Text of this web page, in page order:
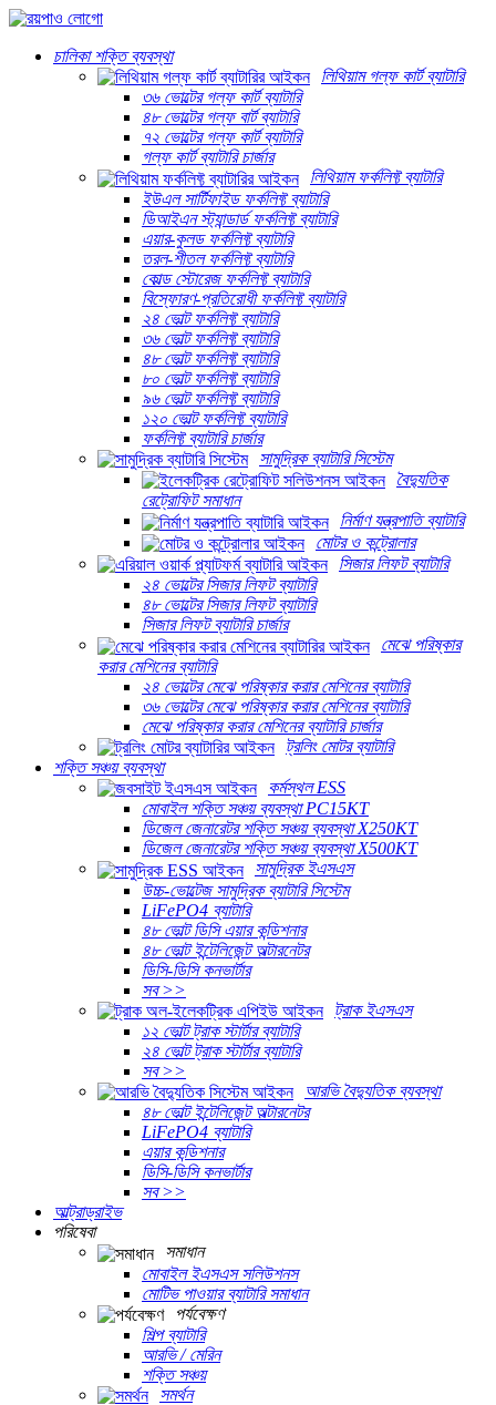
চালিকা শক্তি ব্যবস্থা
লিথিয়াম গল্ফ কার্ট ব্যাটারি
৩৬ ভোল্টের গল্ফ কার্ট ব্যাটারি
৪৮ ভোল্টের গল্ফ বার্ট ব্যাটারি
৭২ ভোল্টের গল্ফ কার্ট ব্যাটারি
গল্ফ কার্ট ব্যাটারি চার্জার
লিথিয়াম ফর্কলিফ্ট ব্যাটারি
ইউএল সার্টিফাইড ফর্কলিফ্ট ব্যাটারি
ডিআইএন স্ট্যান্ডার্ড ফর্কলিফ্ট ব্যাটারি
এয়ার-কুলড ফর্কলিফ্ট ব্যাটারি
তরল-শীতল ফর্কলিফ্ট ব্যাটারি
কোল্ড স্টোরেজ ফর্কলিফ্ট ব্যাটারি
বিস্ফোরণ-প্রতিরোধী ফর্কলিফ্ট ব্যাটারি
২৪ ভোল্ট ফর্কলিফ্ট ব্যাটারি
৩৬ ভোল্ট ফর্কলিফ্ট ব্যাটারি
৪৮ ভোল্ট ফর্কলিফ্ট ব্যাটারি
৮০ ভোল্ট ফর্কলিফ্ট ব্যাটারি
৯৬ ভোল্ট ফর্কলিফ্ট ব্যাটারি
১২০ ভোল্ট ফর্কলিফ্ট ব্যাটারি
ফর্কলিফ্ট ব্যাটারি চার্জার
সামুদ্রিক ব্যাটারি সিস্টেম
বৈদ্যুতিক
রেট্রোফিট সমাধান
নির্মাণ যন্ত্রপাতি ব্যাটারি
মোটর ও কন্ট্রোলার
সিজার লিফট ব্যাটারি
২৪ ভোল্টের সিজার লিফট ব্যাটারি
৪৮ ভোল্টের সিজার লিফট ব্যাটারি
সিজার লিফট ব্যাটারি চার্জার
মেঝে পরিষ্কার
করার মেশিনের ব্যাটারি
২৪ ভোল্টের মেঝে পরিষ্কার করার মেশিনের ব্যাটারি
৩৬ ভোল্টের মেঝে পরিষ্কার করার মেশিনের ব্যাটারি
মেঝে পরিষ্কার করার মেশিনের ব্যাটারি চার্জার
ট্রলিং মোটর ব্যাটারি
শক্তি সঞ্চয় ব্যবস্থা
কর্মস্থল ESS
মোবাইল শক্তি সঞ্চয় ব্যবস্থা PC15KT
ডিজেল জেনারেটর শক্তি সঞ্চয় ব্যবস্থা X250KT
ডিজেল জেনারেটর শক্তি সঞ্চয় ব্যবস্থা X500KT
সামুদ্রিক ইএসএস
উচ্চ-ভোল্টেজ সামুদ্রিক ব্যাটারি সিস্টেম
LiFePO4 ব্যাটারি
৪৮ ভোল্ট ডিসি এয়ার কন্ডিশনার
৪৮ ভোল্ট ইন্টেলিজেন্ট অল্টারনেটর
ডিসি-ডিসি কনভার্টার
সব >>
ট্রাক ইএসএস
১২ ভোল্ট ট্রাক স্টার্টার ব্যাটারি
২৪ ভোল্ট ট্রাক স্টার্টার ব্যাটারি
সব >>
আরভি বৈদ্যুতিক ব্যবস্থা
৪৮ ভোল্ট ইন্টেলিজেন্ট অল্টারনেটর
LiFePO4 ব্যাটারি
এয়ার কন্ডিশনার
ডিসি-ডিসি কনভার্টার
সব >>
আল্ট্রাড্রাইভ
পরিষেবা
সমাধান
মোবাইল ইএসএস সলিউশনস
মোটিভ পাওয়ার ব্যাটারি সমাধান
পর্যবেক্ষণ
শিল্প ব্যাটারি
আরভি / মেরিন
শক্তি সঞ্চয়
সমর্থন